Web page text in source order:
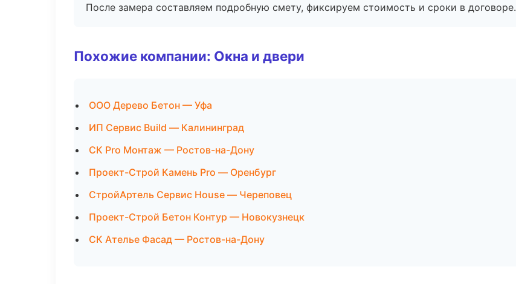
После замера составляем подробную смету, фиксируем стоимость и сроки в договоре.
Похожие компании: Окна и двери
ООО Дерево Бетон — Уфа
ИП Сервис Build — Калининград
СК Pro Монтаж — Ростов-на-Дону
Проект-Строй Камень Pro — Оренбург
СтройАртель Сервис House — Череповец
Проект-Строй Бетон Контур — Новокузнецк
СК Ателье Фасад — Ростов-на-Дону